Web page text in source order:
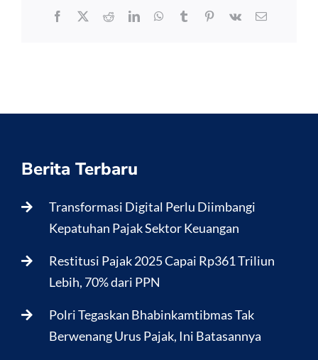
Facebook
X RedditLinkedInWhatsApp
TumblrPinterest
Vk Email
Berita Terbaru
Transformasi Digital Perlu Diimbangi
Kepatuhan Pajak Sektor Keuangan
Restitusi Pajak 2025 Capai Rp361 Triliun
Lebih, 70% dari PPN
Polri Tegaskan Bhabinkamtibmas Tak
Berwenang Urus Pajak, Ini Batasannya